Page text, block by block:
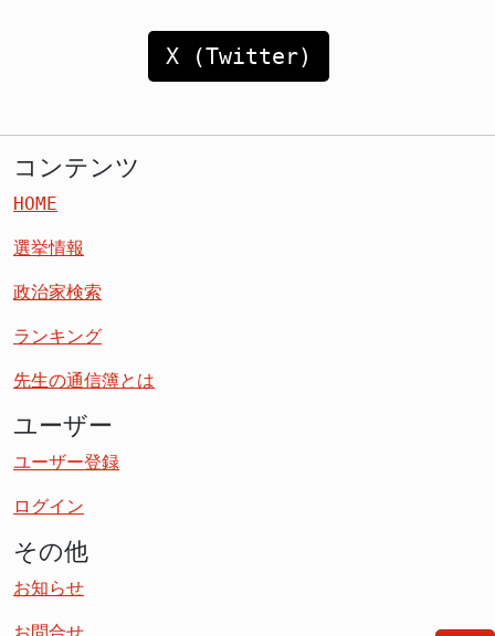
X (Twitter)
コンテンツ
HOME
選挙情報
政治家検索
ランキング
先生の通信簿とは
ユーザー
ユーザー登録
ログイン
その他
お知らせ
お問合せ